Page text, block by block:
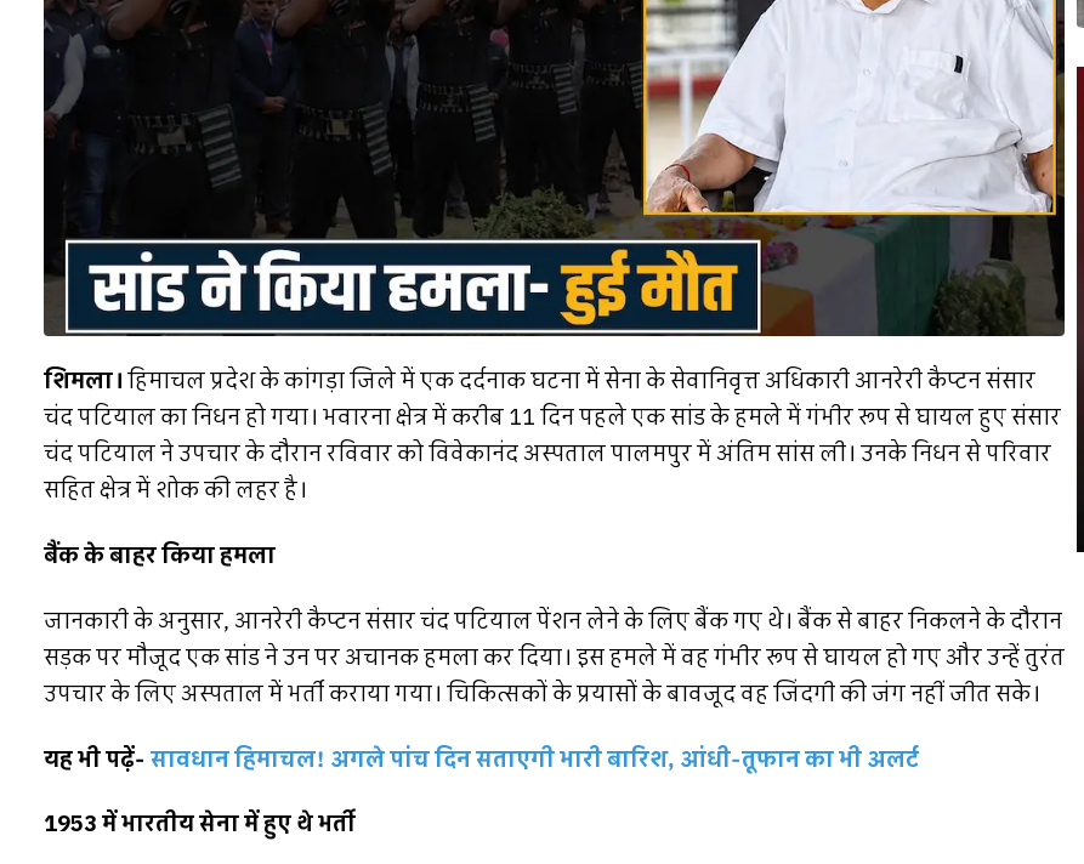
शिमला।हिमाचल प्रदेश के कांगड़ा जिले में एक दर्दनाक घटना में सेना के सेवानिवृत्त अधिकारी आनरेरी कैप्टन संसार
चंद पटियाल का निधन हो गया। भवारना क्षेत्र में करीब 11 दिन पहले एक सांड के हमले में गंभीर रूप से घायल हुए संसार
चंद पटियाल ने उपचार के दौरान रविवार को विवेकानंद अस्पताल पालमपुर में अंतिम सांस ली। उनके निधन से परिवार
सहित क्षेत्र में शोक की लहर है।
बैंक के बाहर किया हमला
जानकारी के अनुसार, आनरेरी कैप्टन संसार चंद पटियाल पेंशन लेने के लिए बैंक गए थे। बैंक से बाहर निकलने के दौरान
सड़क पर मौजूद एक सांड ने उन पर अचानक हमला कर दिया। इस हमले में वह गंभीर रूप से घायल हो गए और उन्हें तुरंत
उपचार के लिए अस्पताल में भर्ती कराया गया। चिकित्सकों के प्रयासों के बावजूद वह जिंदगी की जंग नहीं जीत सके।
यह भी पढ़ें- सावधान हिमाचल! अगले पांच दिन सताएगी भारी बारिश, आंधी-तूफान का भी अलर्ट
1953 में भारतीय सेना में हुए थे भर्ती